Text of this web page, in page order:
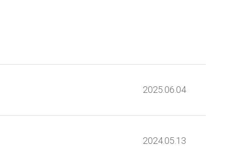
2025.06.04
2024.05.13